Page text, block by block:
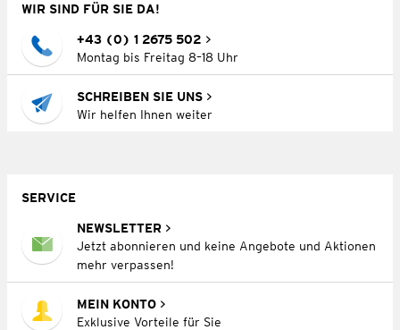
WIR SIND FÜR SIE DA!
+43 (0) 1 2675 502
Montag bis Freitag 8–18 Uhr
SCHREIBEN SIE UNS
Wir helfen Ihnen weiter
SERVICE
NEWSLETTER
Jetzt abonnieren und keine Angebote und Aktionen
mehr verpassen!
MEIN KONTO
Exklusive Vorteile für Sie